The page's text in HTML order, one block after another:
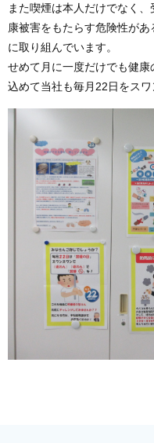
また喫煙は本人だけでなく
康被害をもたらす危険性が
に取り組んでいます。
せめて月に一度だけでも健
込めて当社も毎月22日をスワ